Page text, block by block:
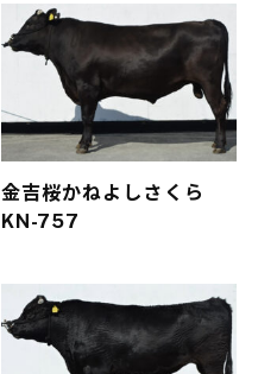
金吉桜かねよしさくら
KN-757